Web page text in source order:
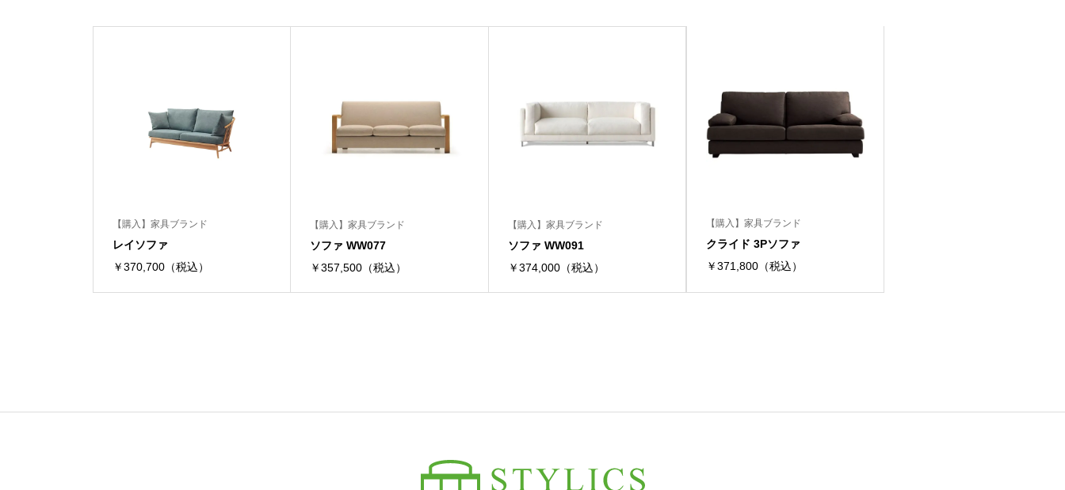
【購入】家具ブランド
レイソファ
￥370,700（税込）
【購入】家具ブランド
ソファ WW077
￥357,500（税込）
【購入】家具ブランド
ソファ WW091
￥374,000（税込）
【購入】家具ブランド
クライド 3Pソファ
￥371,800（税込）